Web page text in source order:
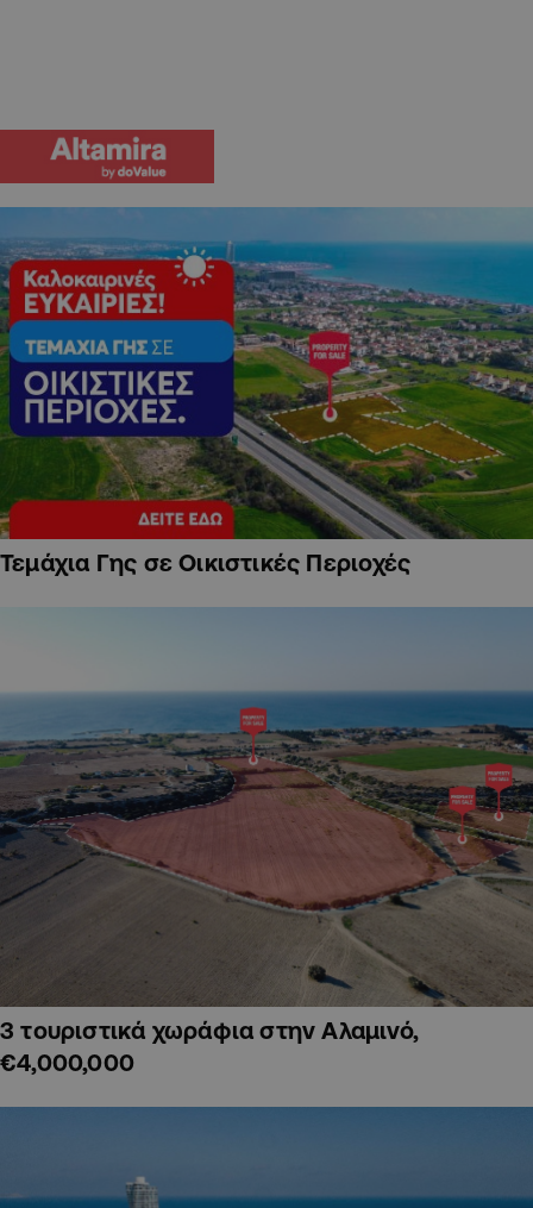
Τεμάχια Γης σε Οικιστικές Περιοχές
3 τουριστικά χωράφια στην Αλαμινό,
€4,000,000